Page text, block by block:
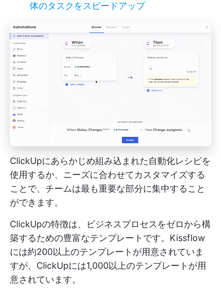
体のタスクをスピードアップ
ClickUpにあらかじめ組み込まれた自動化レシピを
使用するか、ニーズに合わせてカスタマイズする
ことで、チームは最も重要な部分に集中すること
ができます。
ClickUpの特徴は、ビジネスプロセスをゼロから構
築するための豊富なテンプレートです。Kissflow
には約200以上のテンプレートが用意されていま
すが、ClickUpには1,000以上のテンプレートが用
意されています。